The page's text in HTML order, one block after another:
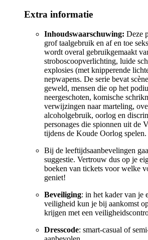
Extra informatie
Inhoudswaarschuwing: Deze
grof taalgebruik en af en toe
wordt overal gebruikgemaakt
stroboscoopverlichting, luide
explosies (met knipperende
nepwapens. De serie bevat
geweld, mensen die op het
neergeschoten, komische
verwijzingen naar marteling,
alcoholgebruik, oorlog en
personages die spionnen uit de
tijdens de Koude Oorlog spelen.
Bij de leeftijdsaanbevelingen
suggestie. Vertrouw dus op je
boeken van tickets voor welke
geniet!
Beveiliging: in het kader van je
veiligheid kun je bij aankomst
krijgen met een
Dresscode: smart-casual of